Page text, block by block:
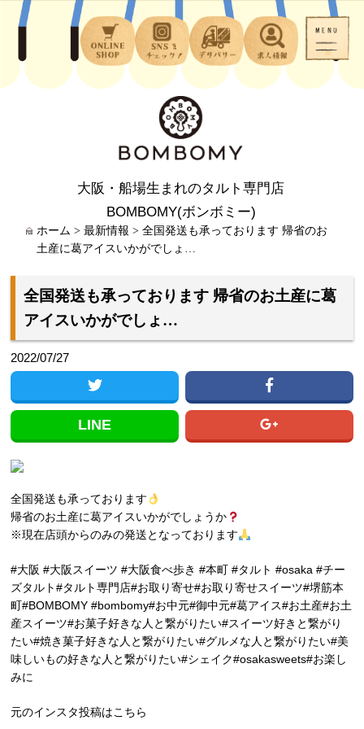
大阪・船場生まれのタルト専門店
BOMBOMY(ボンボミー)
ホーム > 最新情報 > 全国発送も承っております 帰省のお
土産に葛アイスいかがでしょ…
全国発送も承っております 帰省のお土産に葛
アイスいかがでしょ…
2022/07/27
LINE
全国発送も承っております
帰省のお土産に葛アイスいかがでしょうか
※現在店頭からのみの発送となっております
#大阪 #大阪スイーツ #大阪食べ歩き #本町 #タルト #osaka #チー
ズタルト#タルト専門店#お取り寄せ#お取り寄せスイーツ#堺筋本
町#BOMBOMY #bombomy#お中元#御中元#葛アイス#お土産#お土
産スイーツ#お菓子好きな人と繋がりたい#スイーツ好きと繋がり
たい#焼き菓子好きな人と繋がりたい#グルメな人と繋がりたい#美
味しいもの好きな人と繋がりたい#シェイク#osakasweets#お楽し
みに
元のインスタ投稿はこちら